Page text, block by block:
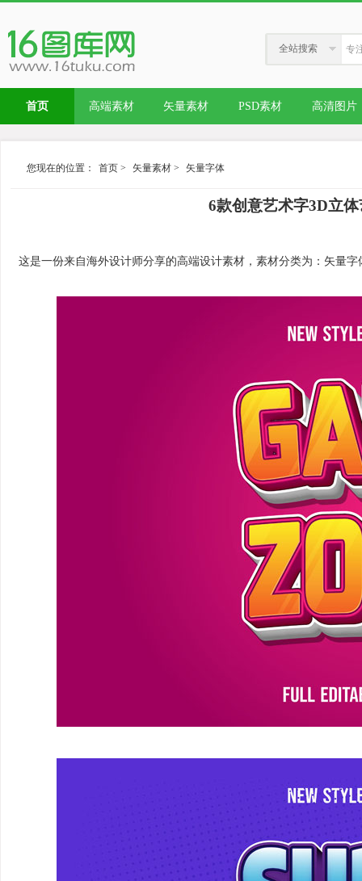
全站搜索
首页 高端素材 矢量素材 PSD素材 高清图片
您现在的位置： 首页 > 矢量素材 > 矢量字体
6款创意艺术字3D立
这是一份来自海外设计师分享的高端设计素材，素材分类为：矢量